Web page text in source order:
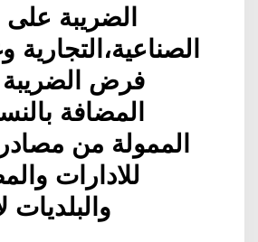
الضريبة على
الصناعية،التجارية
فرض الضريبة
المضافة
الممولة من
للادارات
والبلديات